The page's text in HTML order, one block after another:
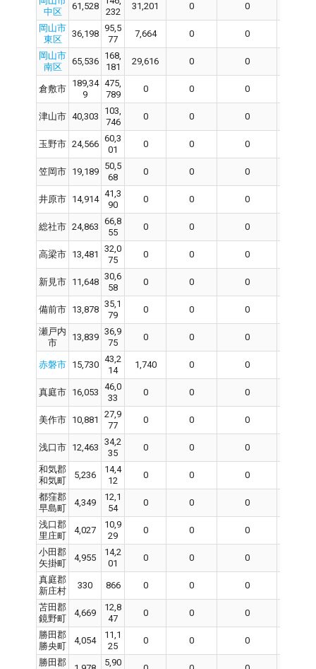
中区
61,528
232
31,201 0 0
岡山市
東区
36,198
95,5
77
7,664 0 0
岡山市
南区
65,536
168,
181
29,616 0 0
倉敷市
189,34
9
475,
789
0 0 0
津山市 40,303
103,
746
0 0 0
玉野市 24,566
60,3
01
0 0 0
笠岡市 19,189
50,5
68
0 0 0
井原市 14,914
41,3
90
0 0 0
総社市 24,863
66,8
55
0 0 0
高梁市 13,481
32,0
75
0 0 0
新見市 11,648
30,6
58
0 0 0
備前市 13,878
35,1
79
0 0 0
瀬戸内
市
13,839
36,9
75
0 0 0
赤磐市 15,730
43,2
14
1,740 0 0
真庭市 16,053
46,0
33
0 0 0
美作市 10,881
27,9
77
0 0 0
浅口市 12,463
34,2
35
0 0 0
和気郡
和気町
5,236
14,4
12
0 0 0
都窪郡
早島町
4,349
12,1
54
0 0 0
浅口郡
里庄町
4,027
10,9
29
0 0 0
小田郡
矢掛町
4,955
14,2
01
0 0 0
真庭郡
新庄村
330 866 0 0 0
苫田郡
鏡野町
4,669
12,8
47
0 0 0
勝田郡
勝央町
4,054
11,1
25
0 0 0
勝田郡
5,90